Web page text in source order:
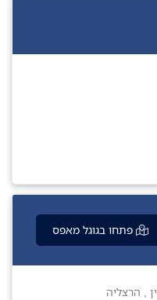
פתחו בגוגל מאפס
, הרצליה